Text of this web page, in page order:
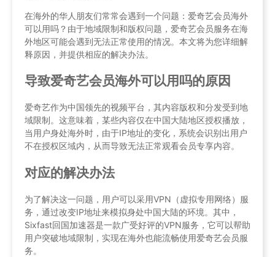
在海外的华人朋友们常常会遇到一个问题：爱奇艺会员海外
可以用吗？由于地域限制和版权问题，爱奇艺会员服务在海
外地区可能会遇到无法正常使用的情况。本文将为您详细解
释原因，并提供相应的解决办法。
导致爱奇艺会员海外可以用吗的原因
爱奇艺作为中国领先的视频平台，其内容版权和分发受到地
域限制。这意味着，某些内容仅在中国大陆地区授权播放，
当用户身处海外时，由于IP地址的变化，系统会识别出用户
不在授权区域内，从而导致无法正常观看会员专享内容。
对应的解决办法
为了解决这一问题，用户可以采用VPN（虚拟专用网络）服
务，通过改变IP地址来模拟身处中国大陆的环境。其中，
Sixfast回国加速器是一款广受好评的VPN服务，它可以帮助
用户突破地域限制，实现在海外也能流畅使用爱奇艺会员服
务。